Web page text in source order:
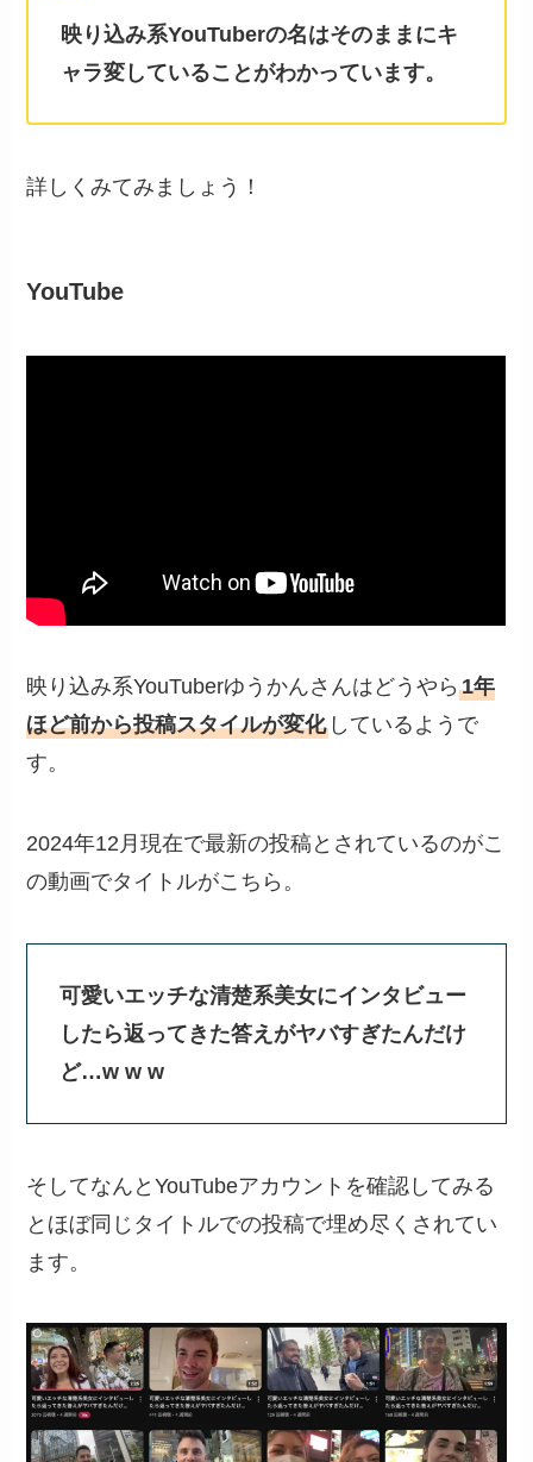
映り込み系YouTuberの名はそのままにキ
ャラ変していることがわかっています。
詳しくみてみましょう！
YouTube
映り込み系YouTuberゆうかんさんはどうやら1年
ほど前から投稿スタイルが変化 しているようで
す。
2024年12月現在で最新の投稿とされているのがこ
の動画でタイトルがこちら。
可愛いエッチな清楚系美女にインタビュー
したら返ってきた答えがヤバすぎたんだけ
ど…w w w
そしてなんとYouTubeアカウントを確認してみる
とほぼ同じタイトルでの投稿で埋め尽くされてい
ます。